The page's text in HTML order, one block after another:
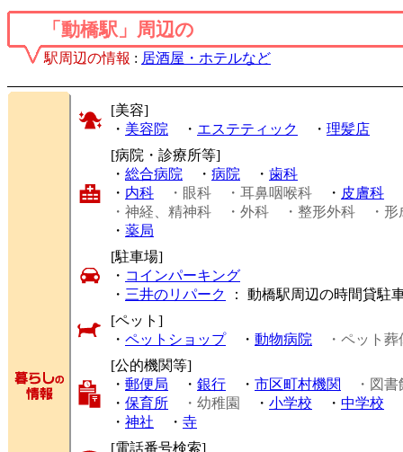
「動橋駅」周辺の
駅周辺の情報 : 居酒屋・ホテルなど
[美容]
・ 美容院 ・ エステティック ・ 理髪店
[病院・診療所等]
・ 総合病院 ・ 病院 ・ 歯科
・ 内科 ・眼科 ・耳鼻咽喉科 ・ 皮膚科
・神経、精神科
・外科 ・整形外科
・
・ 薬局
[駐車場]
・ コインパーキング
・ 三井のリパーク
： 動橋駅周辺の時間貸駐
[ペット]
・ ペットショップ・ 動物病院
・ペット葬
[公的機関等]
・ 郵便局 ・ 銀行 ・ 市区町村機関
・図書
・ 保育所 ・幼稚園 ・ 小学校 ・ 中学校
・ 神社 ・ 寺
[電話番号検索]